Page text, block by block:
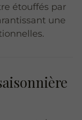
étouffés par
une